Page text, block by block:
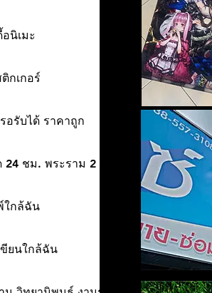
นิเมะ
กเกอร์
อรับได้ ราคาถูก
24 ชม. พระราม 2
ใกล้ฉัน
ขียนใกล้ฉัน